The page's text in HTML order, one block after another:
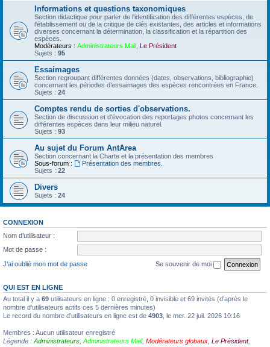
Informations et questions taxonomiques
Section didactique pour parler de l'identification des différentes espèces, de
l'établissement ou de la critique de clés existantes, des articles et informations
diverses concernant la détermination, la classification et la répartition des
espèces.
Modérateurs : Administrateurs Mail Le Président
Sujets : 95
Essaimages
Section regroupant différentes données (dates, observations, bibliographie)
concernant les périodes d’essaimages des espèces rencontrées en France.
Sujets : 24
Comptes rendu de sorties d'observations.
Section de discussion et d'évocation des reportages photos concernant les
différentes espèces dans leur milieu naturel.
Sujets : 93
Au sujet du Forum AntArea
Section concernant la Charte et la présentation des membres
Sous-forum :
Présentation des membres.
Sujets : 22
Divers
Sujets : 24
CONNEXION
Nom d’utilisateur :
Mot de passe :
J’ai oublié mon mot de passe
Se souvenir de moi
QUI EST EN LIGNE
Au total il y a 69 utilisateurs en ligne : 0 enregistré, 0 invisible et 69 invités (d’après le
nombre d’utilisateurs actifs ces 5 dernières minutes)
Le record du nombre d’utilisateurs en ligne est de 4903 , le mer. 22 juil. 2026 10:16
Membres : Aucun utilisateur enregistré
Légende : Administrateurs Administrateurs Mail, Modérateurs globaux Le Président,